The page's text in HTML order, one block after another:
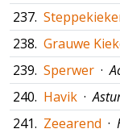
237.
238. Grauwe
239. Sperwer ·
240. Havik ·
241. Zeearend ·